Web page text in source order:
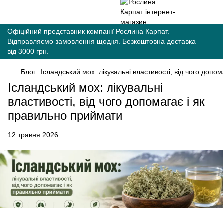
Офіційний представник компанії Рослина Карпат.
Відправляємо замовлення щодня. Безкоштовна доставка
від 3000 грн.
Блог Ісландський мох: лікувальні властивості, від чого
Ісландський мох: лікувальні
властивості, від чого допомагає і як
правильно приймати
12 травня 2026